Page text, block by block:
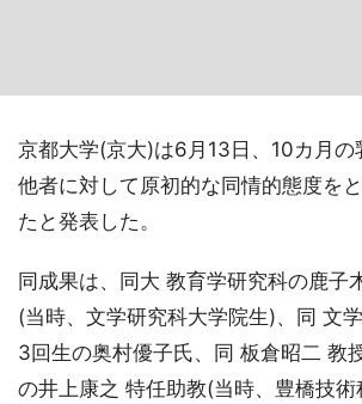
京都大学(京大)は6月13日、10カ月の
他者に対して原初的な同情的態度を
たと発表した。
同成果は、同大 教育学研究科の鹿子
(当時、文学研究科大学院生)、同 文
3回生の奥村優子氏、同 板倉昭二 教
の井上康之 特任助教(当時、豊橋技